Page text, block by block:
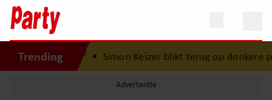
Trending
Lola geboren” •Simon Keizer blikt terug op donkere